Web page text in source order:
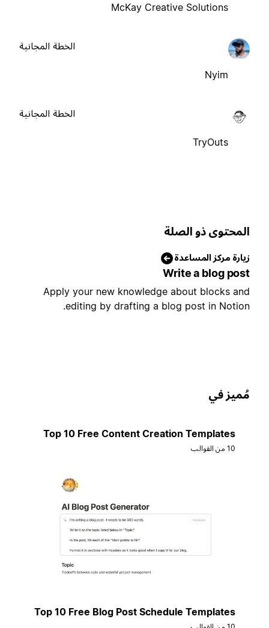
McKay Creative Solutions
Nyim
الخطة المجانية
TryOuts
الخطة المجانية
ذو الصلة
مركز المساعدة
Write a blog
Apply your new knowledge about blocks
editing by drafting a blog post in
في
Top 10 Free Content Creation Templates
Top 10 Free Blog Post Schedule Templates